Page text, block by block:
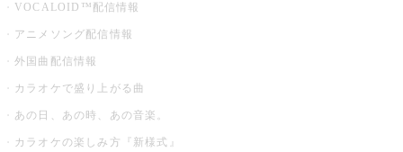
VOCALOID™配信情報
アニメソング配信情報
外国曲配信情報
カラオケで盛り上がる曲
あの日、あの時、あの音楽。
カラオケの楽しみ方『新様式』